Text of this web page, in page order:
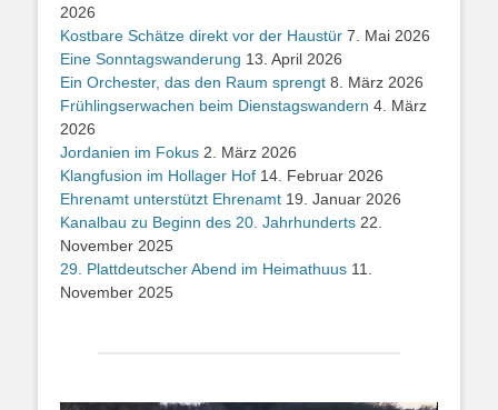
2026
Kostbare Schätze direkt vor der Haustür 7. Mai 2026
Eine Sonntagswanderung 13. April 2026
Ein Orchester, das den Raum sprengt 8. März 2026
Frühlingserwachen beim Dienstagswandern 4. März
2026
Jordanien im Fokus 2. März 2026
Klangfusion im Hollager Hof 14. Februar 2026
Ehrenamt unterstützt Ehrenamt 19. Januar 2026
Kanalbau zu Beginn des 20. Jahrhunderts 22.
November 2025
29. Plattdeutscher Abend im Heimathuus 11.
November 2025